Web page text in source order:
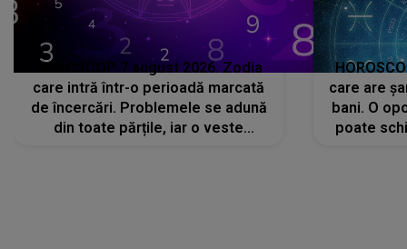
HOROSCOP 7 august 2026. Zodia
care intră într-o perioadă marcată
de încercări. Problemele se adună
din toate părțile, iar o veste
care are
bani. O
poate